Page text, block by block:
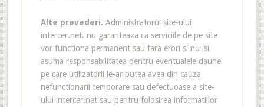
Alte prevederi. Administratorul site-ului
intercer.net. nu garanteaza ca serviciile de pe site
vor functiona permanent sau fara erori si nu isi
asuma responsabilitatea pentru eventualele daune
pe care utilizatorii le-ar putea avea din cauza
nefunctionarii temporare sau defectuoase a site-
ului intercer.net sau pentru folosirea informatiilor